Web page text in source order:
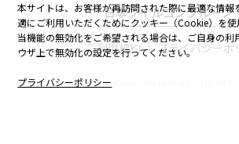
本サイトは、お客様が再訪問された際に最適な情報
適にご利用いただくためにクッキー（Cookie）を使
当機能の無効化をご希望される場合は、ご自身の利
ウザ上で無効化の設定を行ってください。
プライバシーポリシー
日本フイルコングループ
ご利用規約 プライバシーポ
© Copyright Kansai Wire Netting Co.,Ltd. All